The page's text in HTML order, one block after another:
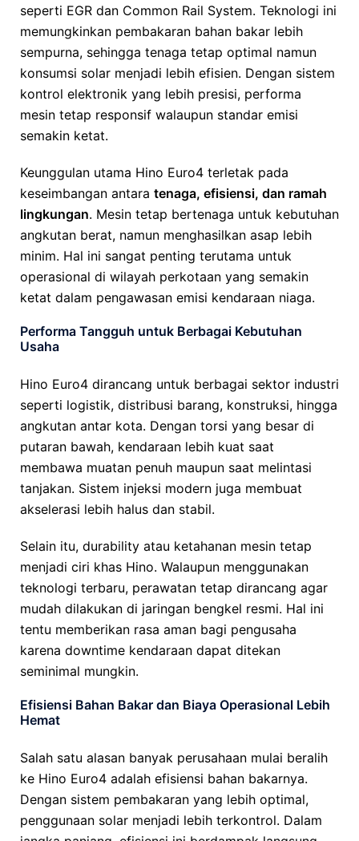
seperti EGR dan Common Rail System. Teknologi ini
memungkinkan pembakaran bahan bakar lebih
sempurna, sehingga tenaga tetap optimal namun
konsumsi solar menjadi lebih efisien. Dengan sistem
kontrol elektronik yang lebih presisi, performa
mesin tetap responsif walaupun standar emisi
semakin ketat.
Keunggulan utama Hino Euro4 terletak pada
keseimbangan antara tenaga, efisiensi, dan ramah
lingkungan. Mesin tetap bertenaga untuk kebutuhan
angkutan berat, namun menghasilkan asap lebih
minim. Hal ini sangat penting terutama untuk
operasional di wilayah perkotaan yang semakin
ketat dalam pengawasan emisi kendaraan niaga.
Performa Tangguh untuk Berbagai Kebutuhan
Usaha
Hino Euro4 dirancang untuk berbagai sektor industri
seperti logistik, distribusi barang, konstruksi, hingga
angkutan antar kota. Dengan torsi yang besar di
putaran bawah, kendaraan lebih kuat saat
membawa muatan penuh maupun saat melintasi
tanjakan. Sistem injeksi modern juga membuat
akselerasi lebih halus dan stabil.
Selain itu, durability atau ketahanan mesin tetap
menjadi ciri khas Hino. Walaupun menggunakan
teknologi terbaru, perawatan tetap dirancang agar
mudah dilakukan di jaringan bengkel resmi. Hal ini
tentu memberikan rasa aman bagi pengusaha
karena downtime kendaraan dapat ditekan
seminimal mungkin.
Efisiensi Bahan Bakar dan Biaya Operasional Lebih
Hemat
Salah satu alasan banyak perusahaan mulai beralih
ke Hino Euro4 adalah efisiensi bahan bakarnya.
Dengan sistem pembakaran yang lebih optimal,
penggunaan solar menjadi lebih terkontrol. Dalam